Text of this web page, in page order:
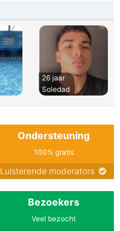
26 jaar
Soledad
Ondersteuning
100% gratis
Luisterende moderators
Bezoekers
Veel bezocht